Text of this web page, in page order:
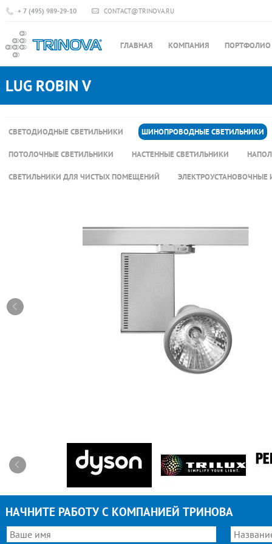
+ 7 (495) 989-29-10 CONTACT@TRINOVA.RU
ГЛАВНАЯ КОМПАНИЯ ПОРТФОЛИО
LUG ROBIN V
СВЕТОДИОДНЫЕ СВЕТИЛЬНИКИ ШИНОПРОВОДНЫЕ СВЕТИЛЬНИКИ
ПОТОЛОЧНЫЕ СВЕТИЛЬНИКИ НАСТЕННЫЕ СВЕТИЛЬНИКИ
СВЕТИЛЬНИКИ ДЛЯ ЧИСТЫХ ПОМЕЩЕНИЙ ЭЛЕКТРОУСТАНОВОЧНЫЕ
НАЧНИТЕ РАБОТУ С КОМПАНИЕЙ ТРИНОВА